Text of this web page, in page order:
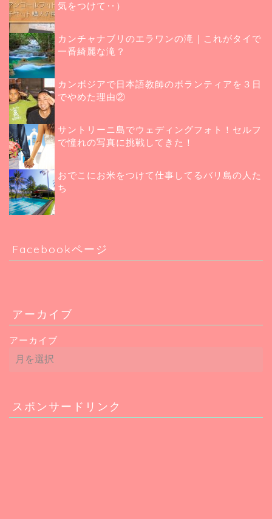
気をつけて‥）
カンチャナブリのエラワンの滝｜これがタイで
一番綺麗な滝？
カンボジアで日本語教師のボランティアを３日
でやめた理由②
サントリーニ島でウェディングフォト！セルフ
で憧れの写真に挑戦してきた！
おでこにお米をつけて仕事してるバリ島の人た
ち
Facebookページ
アーカイブ
アーカイブ
スポンサードリンク